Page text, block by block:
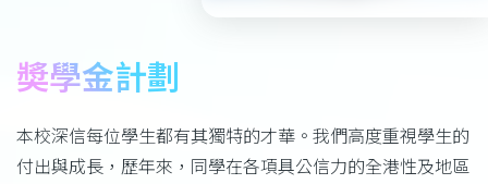
奬學金計劃
本校深信每位學生都有其獨特的才華。我們高度重視學生的
付出與成長，歷年來，同學在各項具公信力的全港性及地區